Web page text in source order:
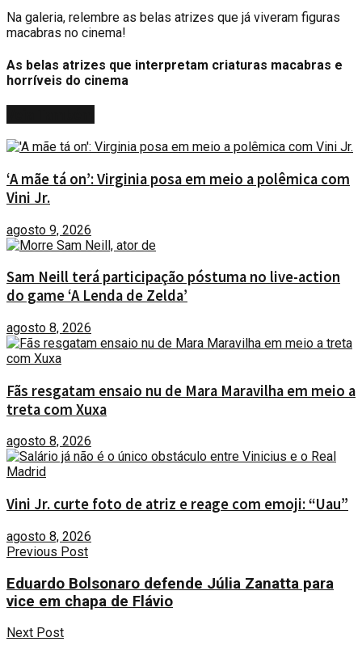
Na galeria, relembre as belas atrizes que já viveram figuras
macabras no cinema!
As belas atrizes que interpretam criaturas macabras e
horríveis do cinema
‘A mãe tá on’: Virginia posa em meio a polêmica com
Vini Jr.
agosto 9, 2026
Sam Neill terá participação póstuma no live-action
do game ‘A Lenda de Zelda’
agosto 8, 2026
Fãs resgatam ensaio nu de Mara Maravilha em meio a
treta com Xuxa
agosto 8, 2026
Vini Jr. curte foto de atriz e reage com emoji: “Uau”
agosto 8, 2026
Previous Post
Eduardo Bolsonaro defende Júlia Zanatta para
vice em chapa de Flávio
Next Post